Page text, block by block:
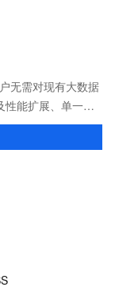
无需对现有大数据
性能扩展、单一命
统。